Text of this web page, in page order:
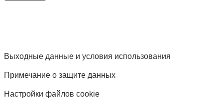
Выходные данные и условия использования
Примечание о защите данных
Настройки файлов cookie